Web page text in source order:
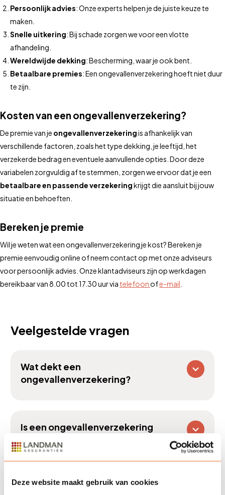
Deze website maakt gebruik van cookies
Persoonlijk advies: Onze experts helpen je de juiste keuze te
maken.
Snelle uitkering: Bij schade zorgen we voor een vlotte
afhandeling.
Wereldwijde dekking: Bescherming, waar je ook bent.
Betaalbare premies: Een ongevallenverzekering hoeft niet duur
te zijn.
Kosten van een ongevallenverzekering?
De premie van je ongevallenverzekeringis afhankelijk van
verschillende factoren, zoals het type dekking, je leeftijd, het
verzekerde bedrag en eventuele aanvullende opties. Door deze
variabelen zorgvuldig af te stemmen, zorgen we ervoor dat je een
betaalbare en passende verzekeringkrijgt die aansluit bij jouw
situatie en behoeften.
Bereken je premie
Wil je weten wat een ongevallenverzekering je kost? Bereken je
premie eenvoudig online of neem contact op met onze adviseurs
voor persoonlijk advies. Onze klantadviseurs zijn op werkdagen
bereikbaar van 8.00 tot 17.30 uur via telefoonofe-mail
Veelgestelde vragen
Wat dekt een
ongevallenverzekering?
Is een ongevallenverzekering
verplicht?
Hoe wordt de premie bepaald?